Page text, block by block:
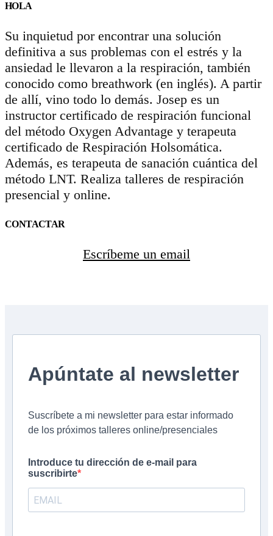
HOLA
Su inquietud por encontrar una solución
definitiva a sus problemas con el estrés y la
ansiedad le llevaron a la respiración, también
conocido como breathwork (en inglés). A partir
de allí, vino todo lo demás. Josep es un
instructor certificado de respiración funcional
del método Oxygen Advantage y terapeuta
certificado de Respiración Holsomática.
Además, es terapeuta de sanación cuántica del
método LNT. Realiza talleres de respiración
presencial y online.
CONTACTAR
Escríbeme un email
Apúntate al newsletter
Suscríbete a mi newsletter para estar informado
de los próximos talleres online/presenciales
Introduce tu dirección de e-mail para
suscribirte